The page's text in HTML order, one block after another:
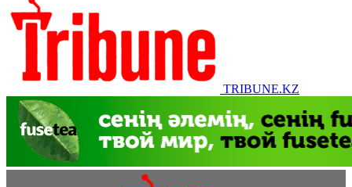
TRIBUNE.KZ